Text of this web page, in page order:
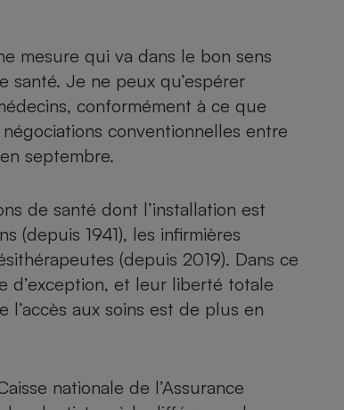
mesure qui va dans le bon sens
santé. Je ne peux qu’espérer
conformément à ce que
conventionnelles entre
septembre.
de santé dont l’installation est
(depuis 1941), les infirmières
(depuis 2019). Dans ce
d’exception, et leur liberté totale
aux soins est de plus en
nationale de l’Assurance
Four encastrable
Aspirateur
Appareil photo
numérique